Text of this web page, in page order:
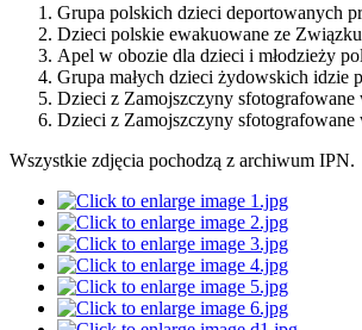
Grupa polskich dzieci deportowanych
Dzieci polskie ewakuowane ze
Apel w obozie dla dzieci i młodzieży
Grupa małych dzieci żydowskich idzie
Dzieci z Zamojszczyny
Dzieci z Zamojszczyny
Wszystkie zdjęcia pochodzą z archiwum IPN.